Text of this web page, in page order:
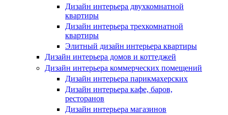
Дизайн интерьера двухкомнатной
квартиры
Дизайн интерьера трехкомнатной
квартиры
Элитный дизайн интерьера квартиры
Дизайн интерьера домов и коттеджей
Дизайн интерьера коммерческих помещений
Дизайн интерьера парикмахерских
Дизайн интерьера кафе, баров,
ресторанов
Дизайн интерьера магазинов